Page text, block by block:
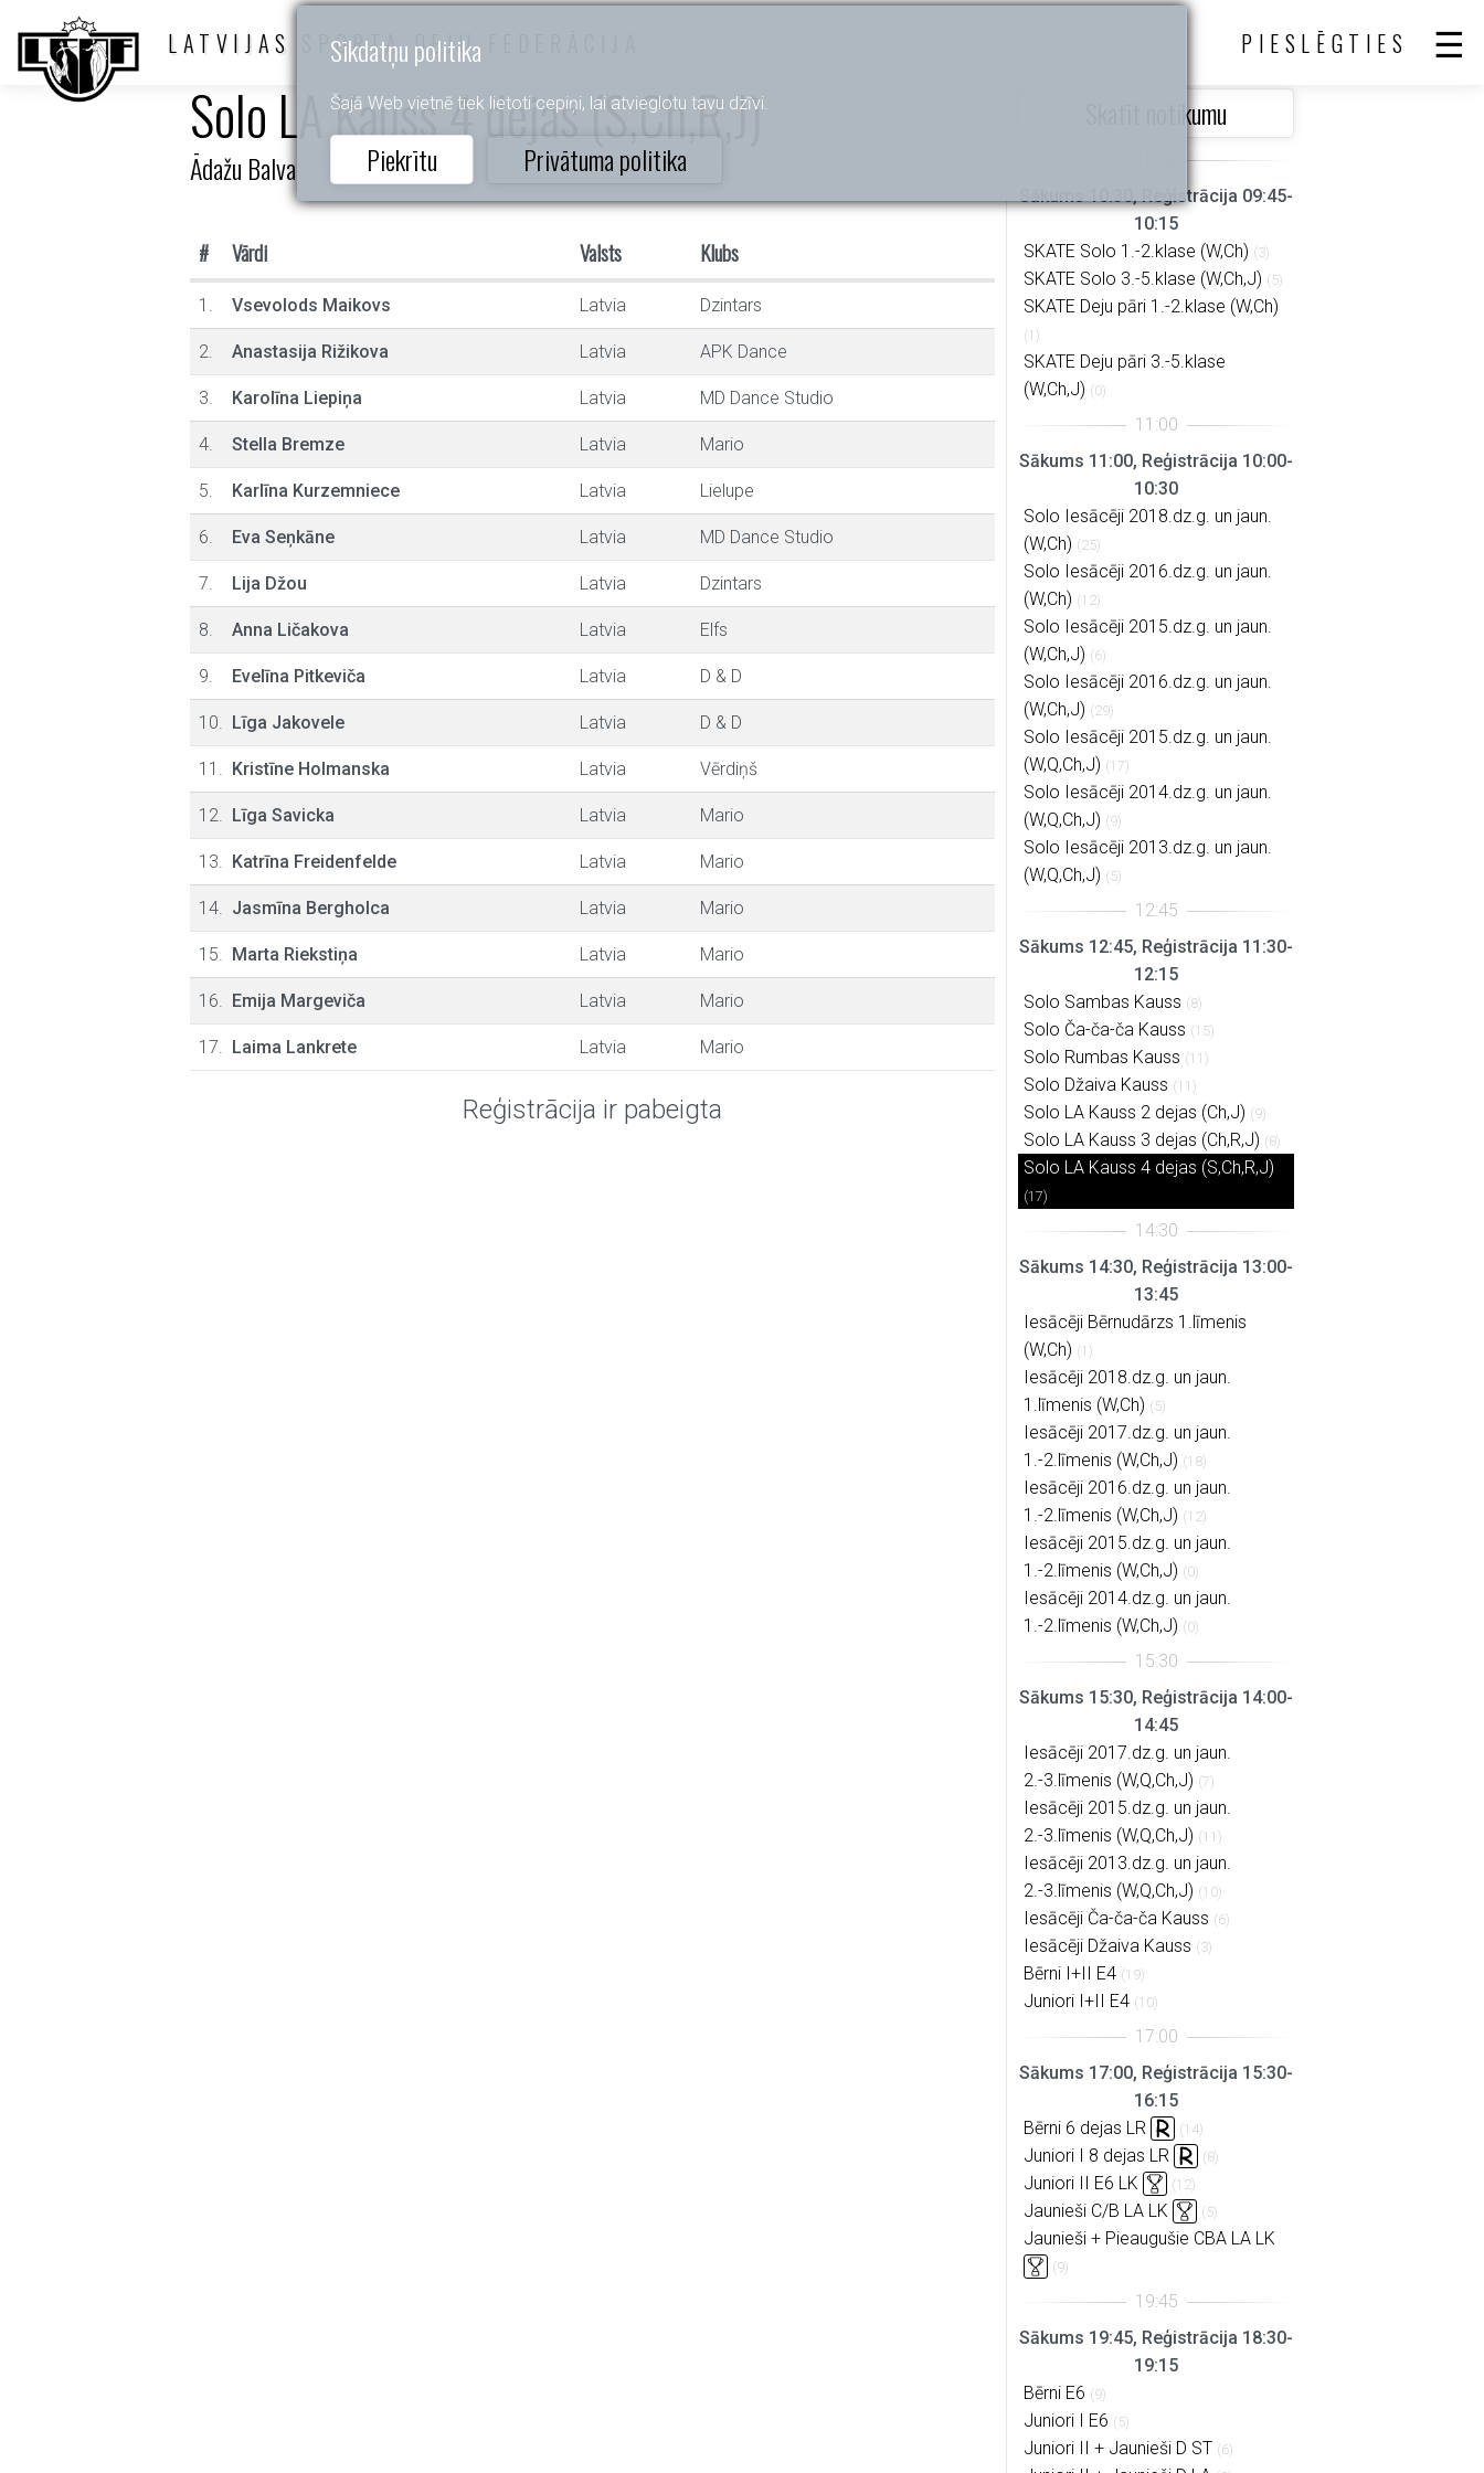
Sīkdatņu politika
Šajā Web vietnē tiek lietoti cepiņi, lai atvieglotu tavu dzīvi.
Piekrītu Privātuma politika
LATVIJAS SPORTA DEJU FEDERĀCIJA PIESLĒGTIES
Solo LA Kauss 4 dejas (S,Ch,R,J)
Ādažu Balva
# Vārdi Valsts Klubs
1. Vsevolods Maikovs Latvia Dzintars
2. Anastasija Rižikova Latvia APK Dance
3. Karolīna Liepiņa Latvia MD Dance Studio
4. Stella Bremze Latvia Mario
5. Karlīna Kurzemniece Latvia Lielupe
6. Eva Seņkāne Latvia MD Dance Studio
7. Lija Džou Latvia Dzintars
8. Anna Ličakova Latvia Elfs
9. Evelīna Pitkeviča Latvia D & D
10. Līga Jakovele Latvia D & D
11. Kristīne Holmanska Latvia Vērdiņš
12. Līga Savicka Latvia Mario
13. Katrīna Freidenfelde Latvia Mario
14. Jasmīna Bergholca Latvia Mario
15. Marta Riekstiņa Latvia Mario
16. Emija Margeviča Latvia Mario
17. Laima Lankrete Latvia Mario
Reģistrācija ir pabeigta
Skatīt notikumu
Sākums 10:30, Reģistrācija 09:45-
10:15
SKATE Solo 1.-2.klase (W,Ch) (3)
SKATE Solo 3.-5.klase (W,Ch,J) (5)
SKATE Deju pāri 1.-2.klase (W,Ch)
(1)
SKATE Deju pāri 3.-5.klase
(W,Ch,J) (0)
Sākums 11:00, Reģistrācija 10:00-
10:30
Solo Iesācēji 2018.dz.g. un jaun.
(W,Ch) (25)
Solo Iesācēji 2016.dz.g. un jaun.
(W,Ch) (12)
Solo Iesācēji 2015.dz.g. un jaun.
(W,Ch,J) (6)
Solo Iesācēji 2016.dz.g. un jaun.
(W,Ch,J) (29)
Solo Iesācēji 2015.dz.g. un jaun.
(W,Q,Ch,J) (17)
Solo Iesācēji 2014.dz.g. un jaun.
(W,Q,Ch,J) (9)
Solo Iesācēji 2013.dz.g. un jaun.
(W,Q,Ch,J) (5)
Sākums 12:45, Reģistrācija 11:30-
12:15
Solo Sambas Kauss (8)
Solo Ča-ča-ča Kauss (15)
Solo Rumbas Kauss (11)
Solo Džaiva Kauss (11)
Solo LA Kauss 2 dejas (Ch,J) (9)
Solo LA Kauss 3 dejas (Ch,R,J) (8)
Solo LA Kauss 4 dejas (S,Ch,R,J)
(17)
Sākums 14:30, Reģistrācija 13:00-
13:45
Iesācēji Bērnudārzs 1.līmenis
(W,Ch) (1)
Iesācēji 2018.dz.g. un jaun.
1.līmenis (W,Ch) (5)
Iesācēji 2017.dz.g. un jaun.
1.-2.līmenis (W,Ch,J) (18)
Iesācēji 2016.dz.g. un jaun.
1.-2.līmenis (W,Ch,J) (12)
Iesācēji 2015.dz.g. un jaun.
1.-2.līmenis (W,Ch,J) (0)
Iesācēji 2014.dz.g. un jaun.
1.-2.līmenis (W,Ch,J) (0)
Sākums 15:30, Reģistrācija 14:00-
14:45
Iesācēji 2017.dz.g. un jaun.
2.-3.līmenis (W,Q,Ch,J) (7)
Iesācēji 2015.dz.g. un jaun.
2.-3.līmenis (W,Q,Ch,J) (11)
Iesācēji 2013.dz.g. un jaun.
2.-3.līmenis (W,Q,Ch,J) (10)
Iesācēji Ča-ča-ča Kauss (6)
Iesācēji Džaiva Kauss (3)
Bērni I+II E4 (19)
Juniori I+II E4 (10)
Sākums 17:00, Reģistrācija 15:30-
16:15
Bērni 6 dejas LR
(14)
Juniori I 8 dejas LR (8)
Juniori II E6 LK (12)
Jaunieši C/B LA LK (5)
Jaunieši + Pieaugušie CBA LA LK
(9)
Sākums 19:45, Reģistrācija 18:30-
19:15
Bērni E6 (9)
Juniori I E6 (5)
Juniori II + Jaunieši D ST (6)